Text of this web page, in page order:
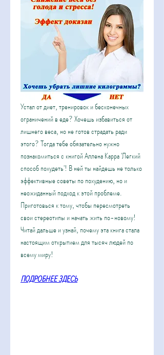
Устал от диет, тренировок и бесконечных
ограничений в еде? Хочешь избавиться от
лишнего веса, но не готов страдать ради
этого? Тогда тебе обязательно нужно
познакомиться с книгой Аллена Карра 'Легкий
способ похудеть'! В ней ты найдешь не только
эффективные советы по похудению, но и
неожиданный подход к этой проблеме.
Приготовься к тому, чтобы пересмотреть
свои стереотипы и начать жить по-новому!
Читай дальше и узнай, почему эта книга стала
настоящим открытием для тысяч людей по
всему миру!
ПОДРОБНЕЕ ЗДЕСЬ